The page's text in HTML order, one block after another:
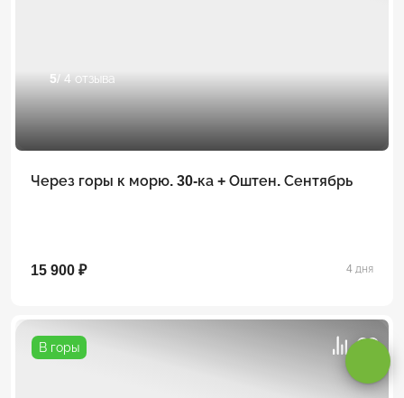
5/ 4 отзыва
Через горы к морю. 30-ка + Оштен. Сентябрь
15 900 ₽ 4 дня
В горы